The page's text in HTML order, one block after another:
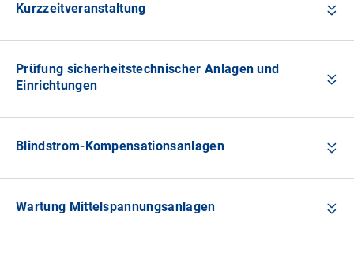
Kurzzeitveranstaltung
Prüfung sicherheitstechnischer Anlagen und
Einrichtungen
Blindstrom-Kompensationsanlagen
Wartung Mittelspannungsanlagen